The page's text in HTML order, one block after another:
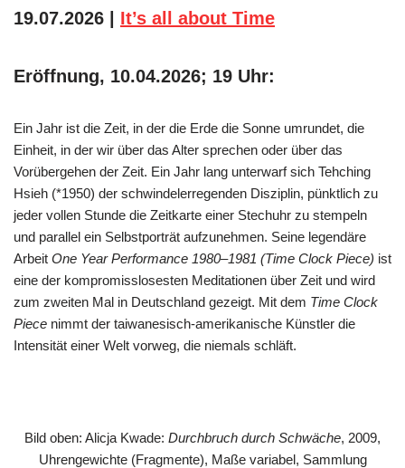
19.07.2026 | It’s all about Time
Eröffnung, 10.04.2026; 19 Uhr:
Ein Jahr ist die Zeit, in der die Erde die Sonne umrundet, die
Einheit, in der wir über das Alter sprechen oder über das
Vorübergehen der Zeit. Ein Jahr lang unterwarf sich Tehching
Hsieh (*1950) der schwindelerregenden Disziplin, pünktlich zu
jeder vollen Stunde die Zeitkarte einer Stechuhr zu stempeln
und parallel ein Selbstporträt aufzunehmen. Seine legendäre
Arbeit One Year Performance 1980–1981 (Time Clock Piece) ist
eine der kompromisslosesten Meditationen über Zeit und wird
zum zweiten Mal in Deutschland gezeigt. Mit dem Time Clock
Piece nimmt der taiwanesisch-amerikanische Künstler die
Intensität einer Welt vorweg, die niemals schläft.
Bild oben: Alicja Kwade: Durchbruch durch Schwäche, 2009,
Uhrengewichte (Fragmente), Maße variabel, Sammlung